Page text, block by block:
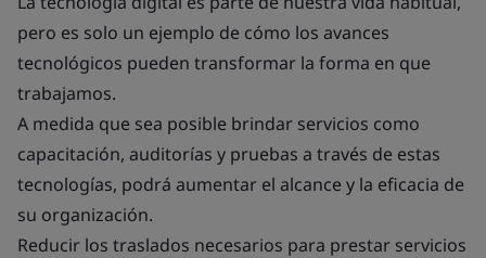
pero es solo un ejemplo de cómo los avances
tecnológicos pueden transformar la forma en que
trabajamos.
A medida que sea posible brindar servicios como
capacitación, auditorías y pruebas a través de estas
tecnologías, podrá aumentar el alcance y la eficacia de
su organización.
Reducir los traslados necesarios para prestar servicios